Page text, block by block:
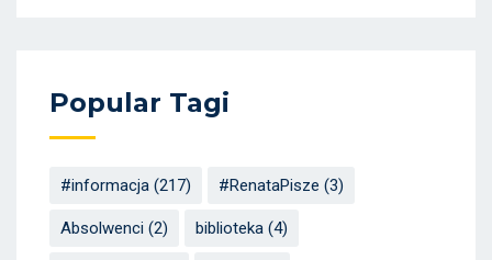
Popular Tagi
#informacja (217) #RenataPisze (3)
Absolwenci (2) biblioteka (4)